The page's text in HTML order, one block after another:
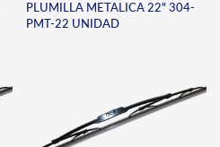
PLUMILLA METALICA 22" 304-
PMT-22 UNIDAD